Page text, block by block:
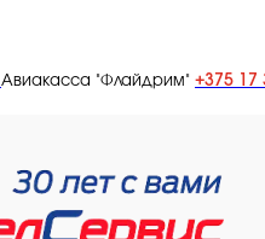
Авиакасса "Флайдрим" +375 17